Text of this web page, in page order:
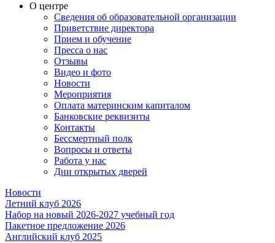
О центре
Сведения об образовательной организации
Приветствие директора
Прием и обучение
Пресса о нас
Отзывы
Видео и фото
Новости
Мероприятия
Оплата материнским капиталом
Банковские реквизиты
Контакты
Бессмертный полк
Вопросы и ответы
Работа у нас
Дни открытых дверей
Новости
Летний клуб 2026
Набор на новый 2026-2027 учебный год
Пакетное предложение 2026
Английский клуб 2025